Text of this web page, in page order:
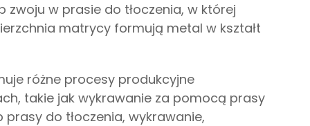
zwoju w prasie do tłoczenia, w której
matrycy formują metal w kształt
różne procesy produkcyjne
takie jak wykrawanie za pomocą prasy
prasy do tłoczenia, wykrawanie,